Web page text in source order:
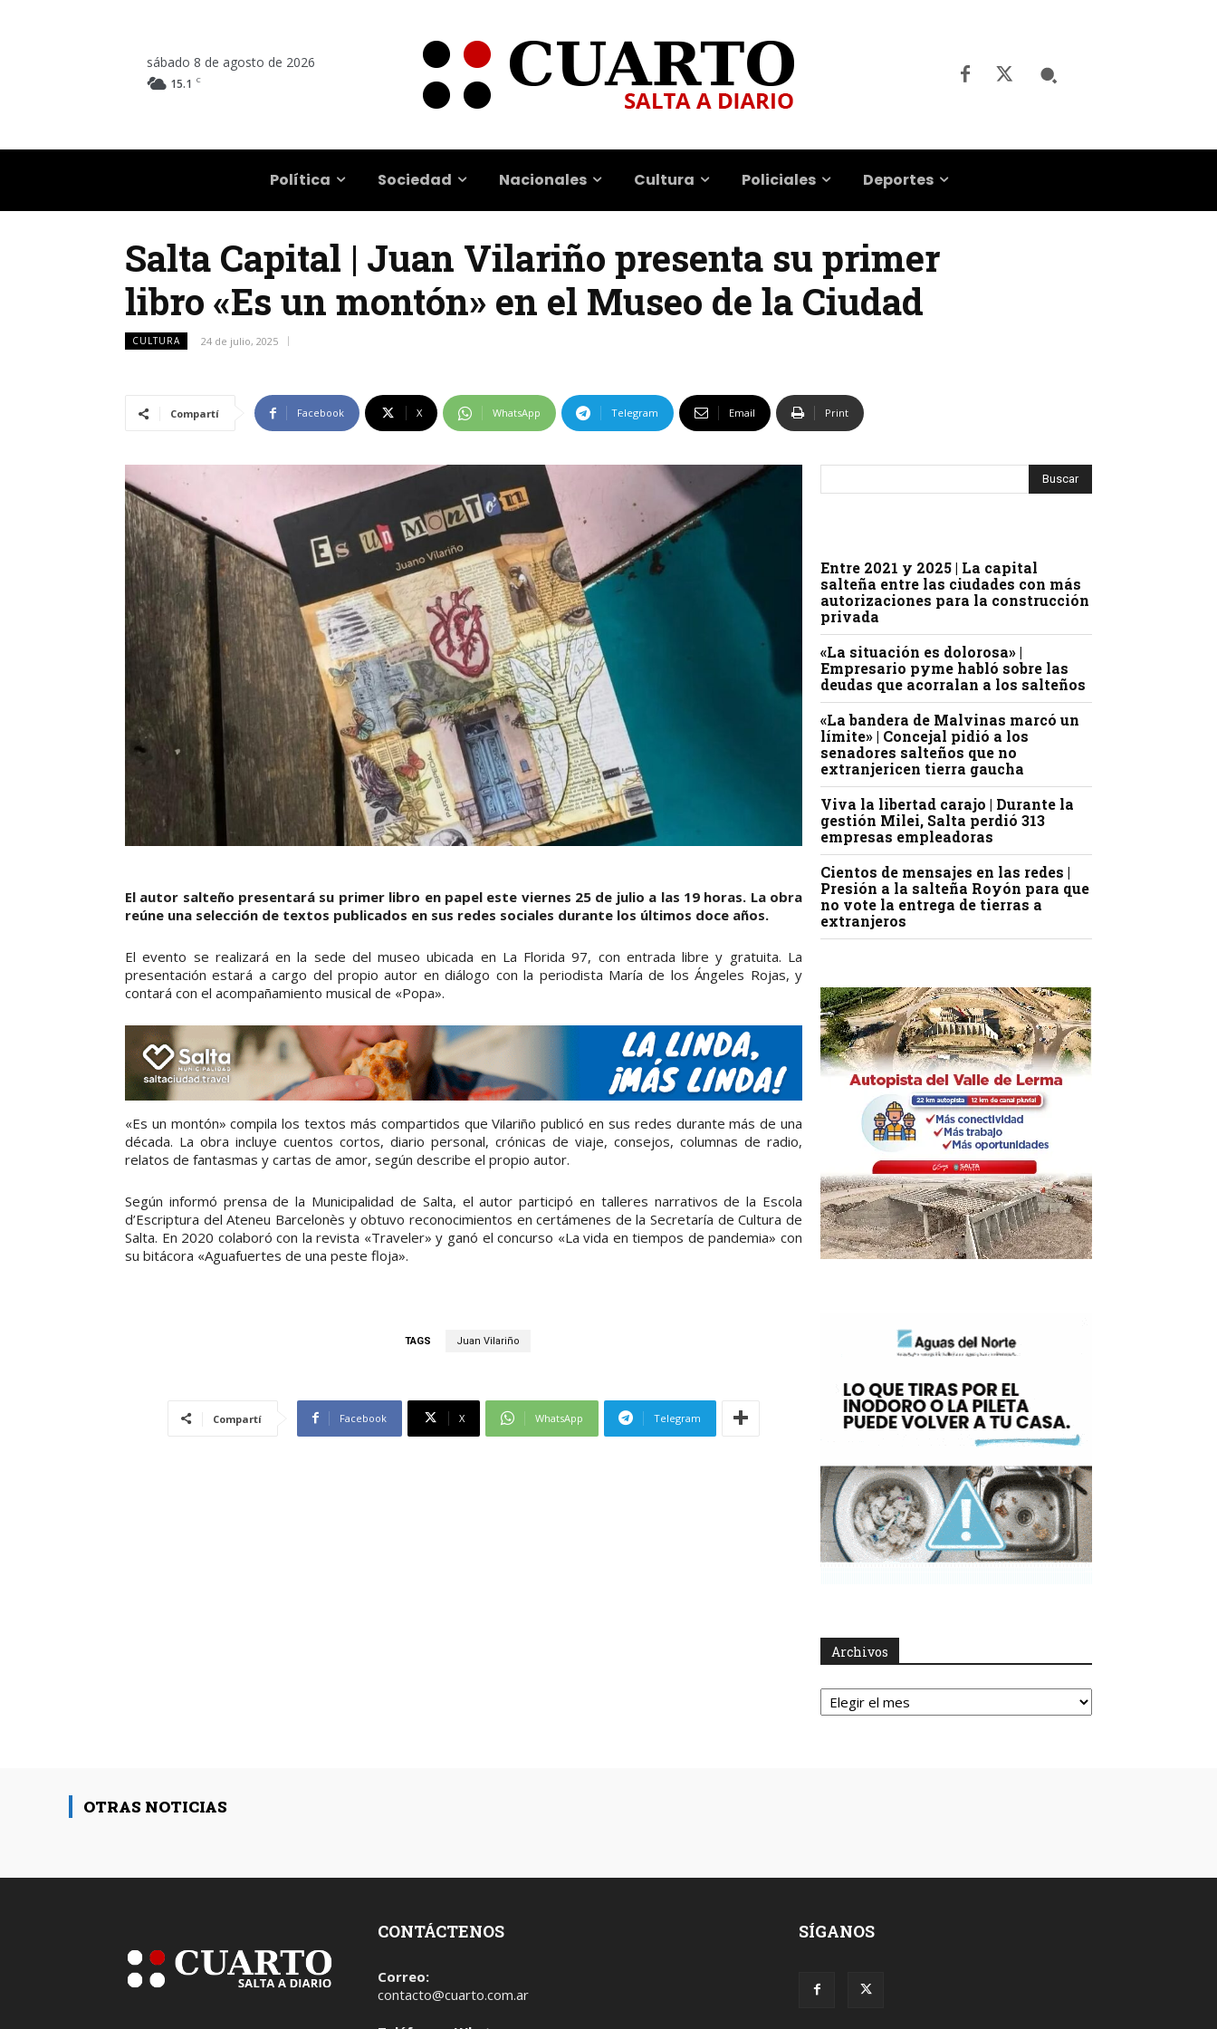
sábado 8 de agosto de 2026
15.1 C
Política Sociedad Nacionales Cultura Policiales Deportes
Salta Capital | Juan Vilariño presenta su primer
libro «Es un montón» en el Museo de la Ciudad
CULTURA 24 de julio, 2025
Compartí Facebook X WhatsApp Telegram Email Print
El autor salteño presentará su primer libro en papel este viernes 25 de julio a las 19 horas. La obra
reúne una selección de textos publicados en sus redes sociales durante los últimos doce años.
El evento se realizará en la sede del museo ubicada en La Florida 97, con entrada libre y gratuita. La
presentación estará a cargo del propio autor en diálogo con la periodista María de los Ángeles Rojas, y
contará con el acompañamiento musical de «Popa».
«Es un montón» compila los textos más compartidos que Vilariño publicó en sus redes durante más de una
década. La obra incluye cuentos cortos, diario personal, crónicas de viaje, consejos, columnas de radio,
relatos de fantasmas y cartas de amor, según describe el propio autor.
Según informó prensa de la Municipalidad de Salta, el autor participó en talleres narrativos de la Escola
d’Escriptura del Ateneu Barcelonès y obtuvo reconocimientos en certámenes de la Secretaría de Cultura de
Salta. En 2020 colaboró con la revista «Traveler» y ganó el concurso «La vida en tiempos de pandemia» con
su bitácora «Aguafuertes de una peste floja».
TAGS Juan Vilariño
Compartí Facebook X WhatsApp Telegram
Entre 2021 y 2025 | La capital
salteña entre las ciudades con más
autorizaciones para la construcción
privada
«La situación es dolorosa» |
Empresario pyme habló sobre las
deudas que acorralan a los salteños
«La bandera de Malvinas marcó un
límite» | Concejal pidió a los
senadores salteños que no
extranjericen tierra gaucha
Viva la libertad carajo | Durante la
gestión Milei, Salta perdió 313
empresas empleadoras
Cientos de mensajes en las redes |
Presión a la salteña Royón para que
no vote la entrega de tierras a
extranjeros
Archivos
Archivos
OTRAS NOTICIAS
CONTÁCTENOS
Correo:
contacto@cuarto.com.ar
SÍGANOS